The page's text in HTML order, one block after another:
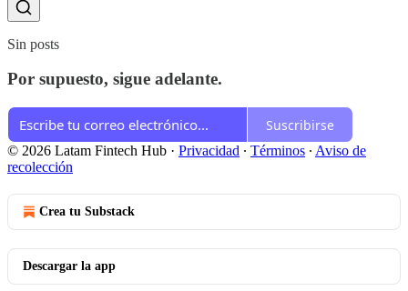
Sin posts
Por supuesto, sigue adelante.
Suscribirse
© 2026 Latam Fintech Hub · Privacidad ∙ Términos ∙ Aviso de
recolección
Crea tu Substack
Descargar la app